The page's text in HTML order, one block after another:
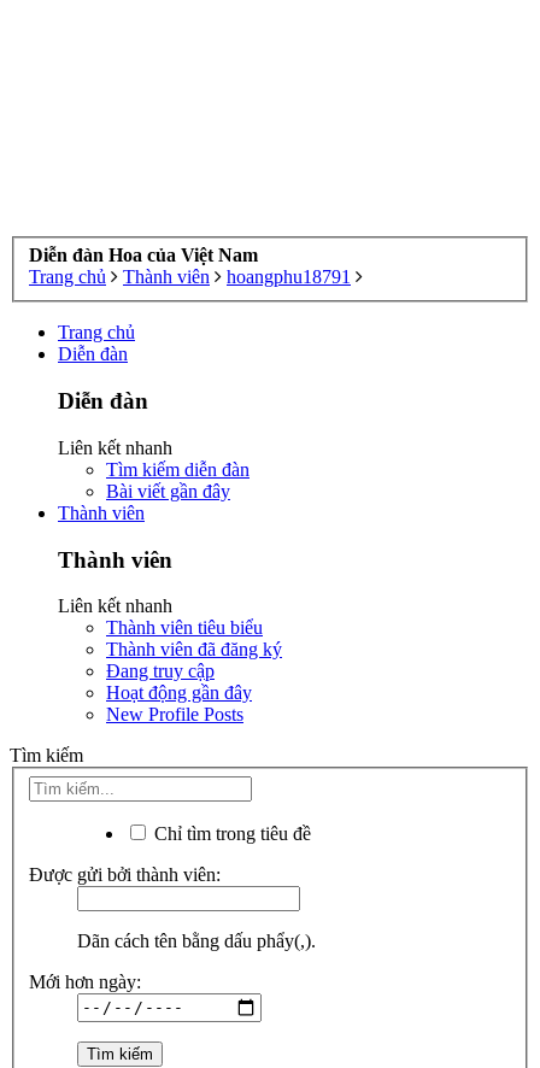
Diễn đàn Hoa của Việt Nam
Trang chủ
Thành viên hoangphu18791
Trang chủ
Diễn đàn
Diễn đàn
Liên kết nhanh
Tìm kiếm diễn đàn
Bài viết gần đây
Thành viên
Thành viên
Liên kết nhanh
Thành viên tiêu biểu
Thành viên đã đăng ký
Đang truy cập
Hoạt động gần đây
New Profile Posts
Tìm kiếm
Chỉ tìm trong tiêu đề
Được gửi bởi thành viên:
Dãn cách tên bằng dấu phẩy(,).
Mới hơn ngày: